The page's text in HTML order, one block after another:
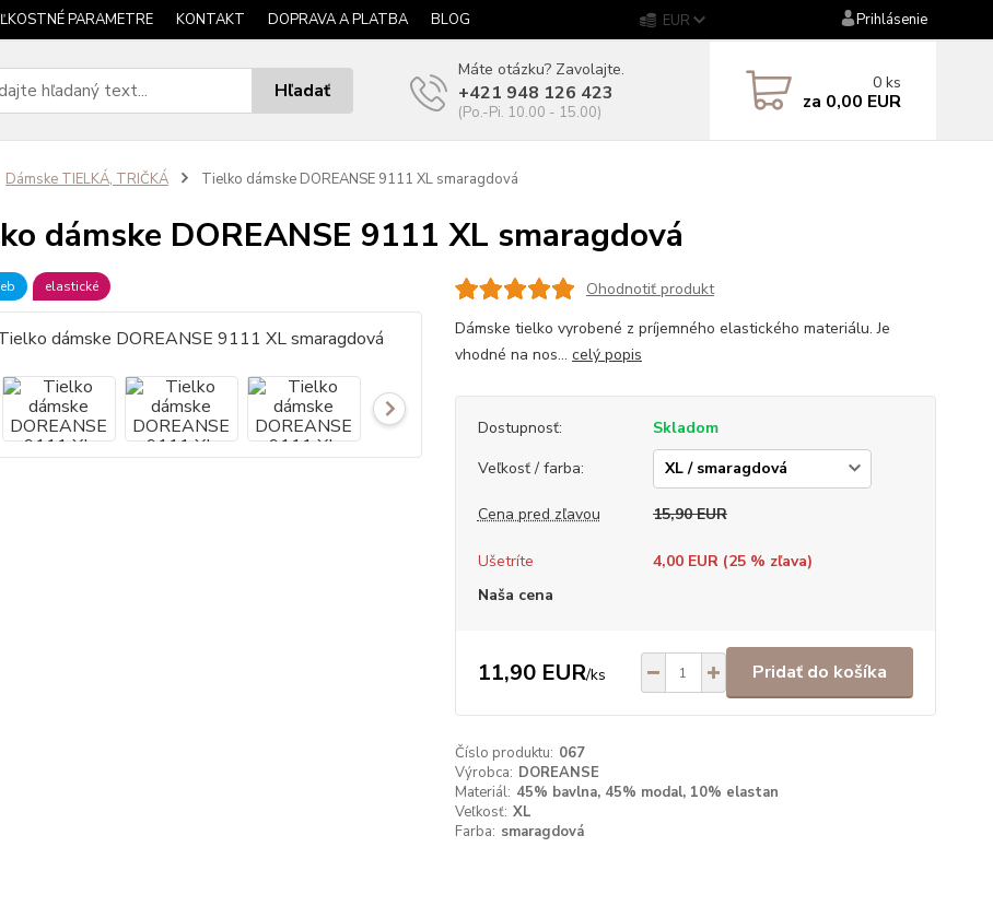
PARAMETRE KONTAKT DOPRAVA A PLATBA BLOG EUR Prihlásenie
Hľadať
Máte otázku? Zavolajte.
+421 948 126 423
(Po.-Pi. 10.00 - 15.00)
0 ks
za 0,00 EUR
Dámske TIELKÁ, TRIČKÁ Tielko dámske DOREANSE 9111 XL smaragdová
dámske DOREANSE 9111 XL smaragdová
elastické
Ohodnotiť produkt
Dámske tielko vyrobené z príjemného elastického materiálu. Je
vhodné na nos... celý popis
Dostupnosť:
Skladom
Veľkosť / farba:
Cena pred zľavou 15,90 EUR
Ušetríte 4,00 EUR (25% zľava)
Naša cena
11,90 EUR/ks Pridať do košíka
Číslo produktu: 067
Výrobca: DOREANSE
Materiál: 45% bavlna, 45% modal, 10% elastan
Veľkosť: XL
Farba: smaragdová